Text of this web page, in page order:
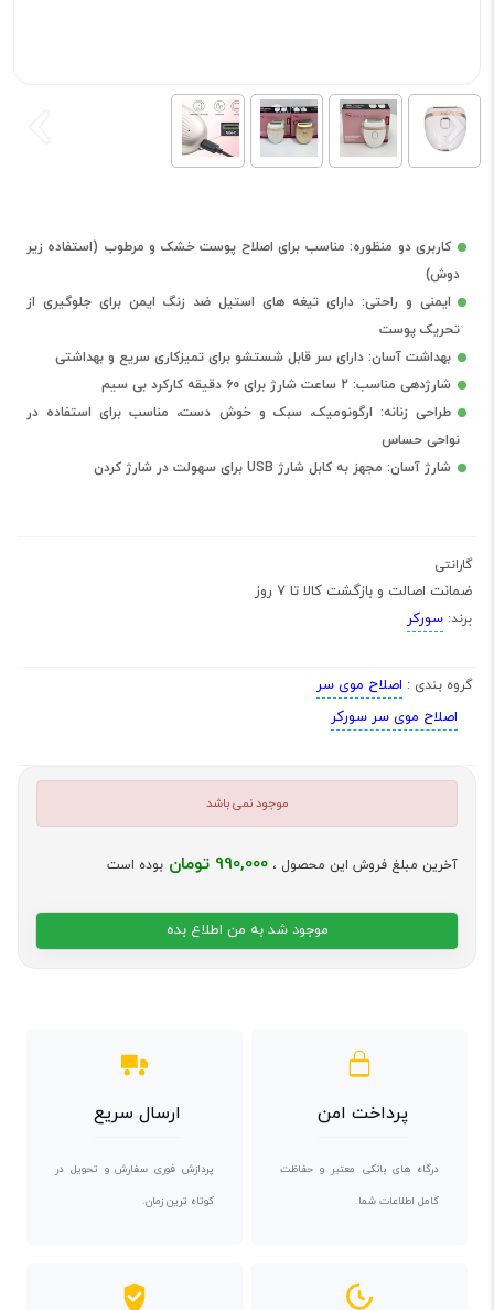
کاربری دو منظوره: مناسب برای اصلاح پوست خشک و مرطوب (استفاده زیر
دوش)
ایمنی و راحتی: دارای تیغه های استیل ضد زنگ ایمن برای جلوگیری از
تحریک پوست
بهداشت آسان: دارای سر قابل شستشو برای تمیزکاری سریع و بهداشتی
شارژدهی مناسب: 2 ساعت شارژ برای 60 دقیقه کارکرد بی سیم
طراحی زنانه: ارگونومیک، سبک و خوش دست، مناسب برای استفاده در
نواحی حساس
شارژ آسان: مجهز به کابل شارژ USB برای سهولت در شارژ کردن
گارانتی
ضمانت اصالت و بازگشت کالا تا 7 روز
برند: سورکر
گروه بندی : اصلاح موی سر
اصلاح موی سر سورکر
موجود نمی باشد
آخرین مبلغ فروش این محصول ، 990,000 تومان بوده است
موجود شد به من اطلاع بده
پرداخت امن
درگاه های بانکی معتبر و حفاظت
کامل اطلاعات شما.
ارسال سریع
پردازش فوری سفارش و تحویل در
کوتاه ترین زمان.